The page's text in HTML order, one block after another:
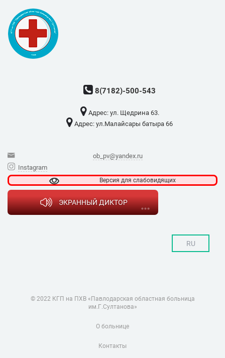
8(7182)-500-543
Адрес: ​ул. Щедрина 63.
Адрес: ​ул.Малайсары батыра 66
ob_pv@yandex.ru
Instagram
Версия для слабовидящих
ЭКРАННЫЙ ДИКТОР
RU
© 2022 КГП на ПХВ «Павлодарская областная больница
им.Г.Султанова»
О больнице
Контакты